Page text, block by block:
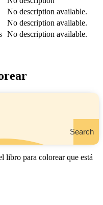
No description available.
No description available.
No description available.
Search
libro para colorear que está